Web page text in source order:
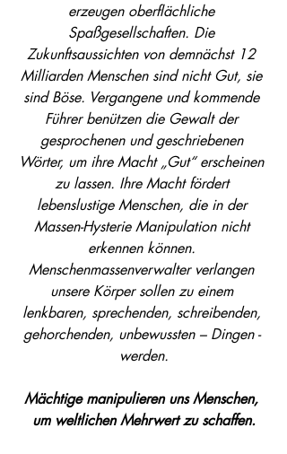
erzeugen oberflächliche
Spaßgesellschaften. Die
Zukunftsaussichten von demnächst 12
Milliarden Menschen sind nicht Gut, sie
sind Böse. Vergangene und kommende
Führer benützen die Gewalt der
gesprochenen und geschriebenen
Wörter, um ihre Macht „Gut“ erscheinen
zu lassen. Ihre Macht fördert
lebenslustige Menschen, die in der
Massen-Hysterie Manipulation nicht
erkennen können.
Menschenmassenverwalter verlangen
unsere Körper sollen zu einem
lenkbaren, sprechenden, schreibenden,
gehorchenden, unbewussten – Dingen -
werden.
Mächtige manipulieren uns Menschen,
um weltlichen Mehrwert zu schaffen.